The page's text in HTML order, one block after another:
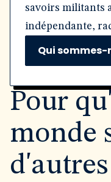
savoirs militants
indépendante,
Qui sommes-
Pour
monde